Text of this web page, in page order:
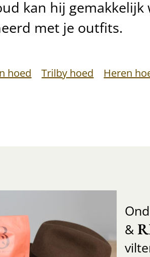
kan hij gemakkelijk
met je outfits.
hoed Trilby hoed Heren
&